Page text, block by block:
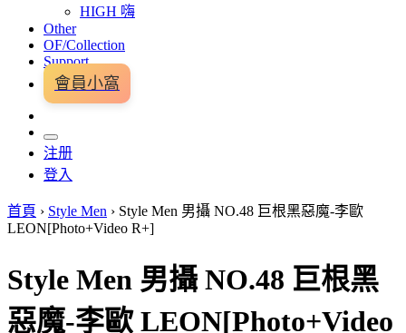
HIGH 嗨
Other
OF/Collection
Support
會員小窩
注册
登入
首頁 › Style Men › Style Men 男攝 NO.48 巨根黑惡魔-李歐
LEON[Photo+Video R+]
Style Men 男攝 NO.48 巨根黑
惡魔-李歐 LEON[Photo+Video